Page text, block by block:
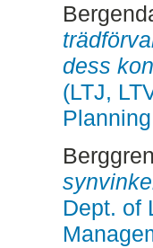
dess
(LTJ,
Dept. of